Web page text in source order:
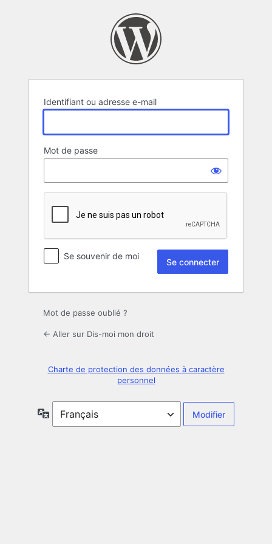
Identifiant ou adresse e-mail
Mot de passe
Se souvenir de moi
Mot de passe oublié ?
← Aller sur Dis-moi mon droit
Charte de protection des données à caractère
personnel
Langue